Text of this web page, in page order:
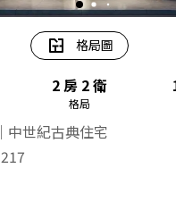
格局圖
2 房 2 衛
格局
中世紀古典住宅